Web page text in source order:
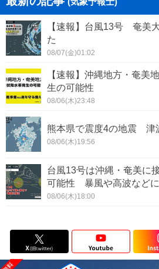
【速報】台風13号 奄美
た
08/07(金)01:02
【速報】沖縄地方・奄
生の可能性
08/06(木)23:48
熊本県で震度4の地震 津
08/06(木)19:56
台風13号は沖縄・奄美
可能性 暴風や高波など
08/06(木)18:00